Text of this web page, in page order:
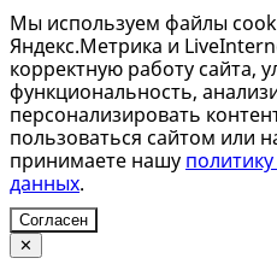
Мы используем файлы
Яндекс.Метрика и
корректную работу сайта,
функциональность,
персонализировать
пользоваться сайтом или
принимаете нашу
данных.
Согласен
✕